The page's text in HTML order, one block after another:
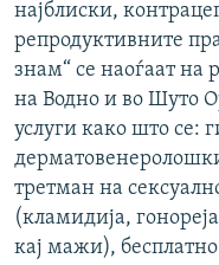
најблиски,
репродуктивните
знам“ се наоѓаат на
на Водно и во Шуто
услуги како што се:
третман на
(кламидија,
кај мажи),